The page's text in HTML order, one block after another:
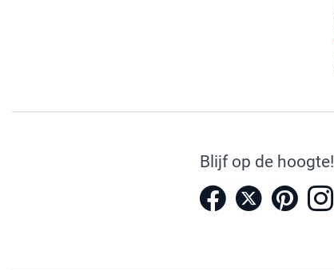
Blijf op de hoogte!